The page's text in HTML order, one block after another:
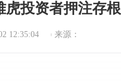
虎投资者押注存根
12:35:04 来源：